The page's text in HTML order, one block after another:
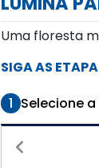
Uma floresta
SIGA AS
1 Selecione